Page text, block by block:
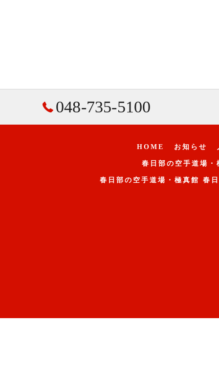
048-735-5100
HOME お知らせ
春日部の空手道場
春日部の空手道場・極真館 春